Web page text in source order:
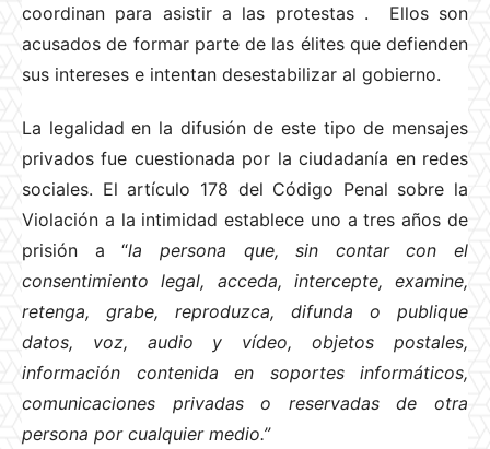
coordinan para asistir a las protestas . Ellos son
acusados de formar parte de las élites que defienden
sus intereses e intentan desestabilizar al gobierno.
La legalidad en la difusión de este tipo de mensajes
privados fue cuestionada por la ciudadanía en redes
sociales. El artículo 178 del Código Penal sobre la
Violación a la intimidad establece uno a tres años de
prisión a “la persona que, sin contar con el
consentimiento legal, acceda, intercepte, examine,
retenga, grabe, reproduzca, difunda o publique
datos, voz, audio y vídeo, objetos postales,
información contenida en soportes informáticos,
comunicaciones privadas o reservadas de otra
persona por cualquier medio.”